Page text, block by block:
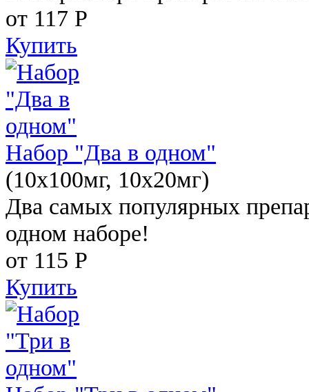
от 117 Р
Купить
Набор "Два в одном"
(10x100мг, 10x20мг)
Два самых популярных
одном наборе!
от 115 Р
Купить